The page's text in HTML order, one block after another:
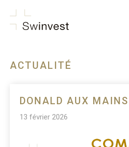
ACTUALITÉ
DONALD AUX
13 février 2026